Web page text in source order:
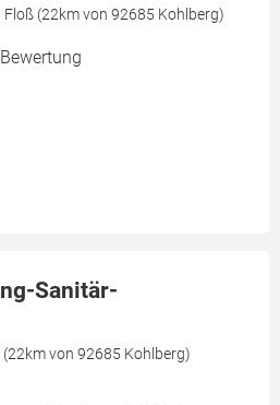
(22km von 92685 Kohlberg)
Sanitär-
von 92685 Kohlberg)